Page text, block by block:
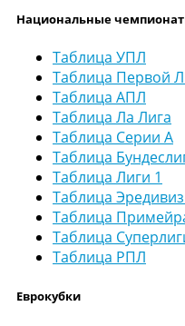
Национальные
Таблица УПЛ
Таблица Первой
Таблица АПЛ
Таблица Ла Лига
Таблица Серии А
Таблица
Таблица Лиги 1
Таблица
Таблица
Таблица
Таблица РПЛ
Еврокубки